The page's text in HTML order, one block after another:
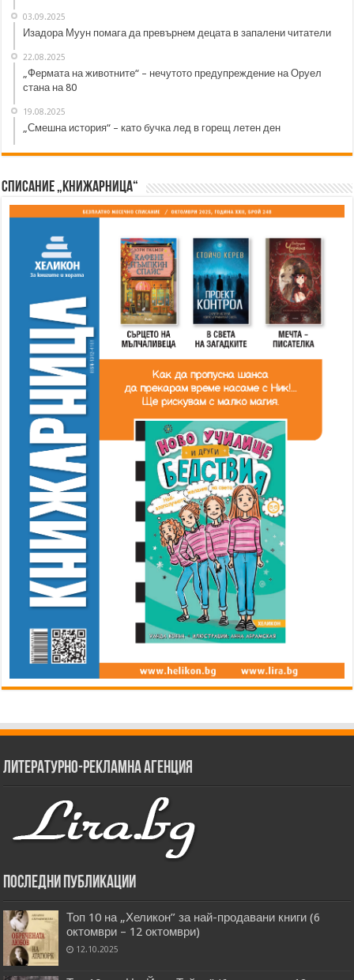
03.09.2025
Изадора Муун помага да превърнем децата в запалени читатели
22.08.2025
„Фермата на животните“ – нечутото предупреждение на Оруел
стана на 80
19.08.2025
„Смешна история“ – като бучка лед в горещ летен ден
Списание „Книжарница“
Литературно-рекламна агенция
Последни публикации
Топ 10 на „Хеликон” за най-продавани книги (6
октомври – 12 октомври)
12.10.2025